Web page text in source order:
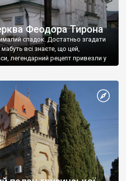
Феодора Тирона
спадок. Достатньо згадати
всі знаєте, що цей,
легендарний рецепт привезли у